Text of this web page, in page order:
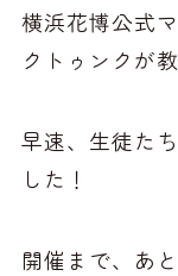
横浜花博公式
クトゥンクが
早速、生徒た
した！
開催まで、あ